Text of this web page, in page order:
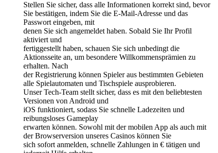
Stellen Sie sicher, dass alle Informationen korrekt sind, bevor
Sie bestätigen, indem Sie die E-Mail-Adresse und das
Passwort eingeben, mit
denen Sie sich angemeldet haben. Sobald Sie Ihr Profil
aktiviert und
fertiggestellt haben, schauen Sie sich unbedingt die
Aktionsseite an, um besondere Willkommensprämien zu
erhalten. Nach
der Registrierung können Spieler aus bestimmten Gebieten
alle Spielautomaten und Tischspiele ausprobieren.
Unser Tech-Team stellt sicher, dass es mit den beliebtesten
Versionen von Android und
iOS funktioniert, sodass Sie schnelle Ladezeiten und
reibungsloses Gameplay
erwarten können. Sowohl mit der mobilen App als auch mit
der Browserversion unseres Casinos können Sie
sich sofort anmelden, schnelle Zahlungen in € tätigen und